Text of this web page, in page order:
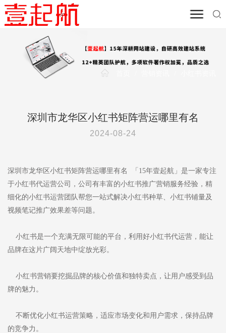
深圳市龙华区小红书矩阵营运哪里有名
2024-08-24
深圳市龙华区小红书矩阵营运哪里有名 「15年壹起航」是一家专注
于小红书代运营公司，公司有丰富的小红书推广营销服务经验，精
细化的小红书运营团队帮您一站式解决小红书种草、小红书铺量及
视频笔记推广效果差等问题。
小红书是一个充满无限可能的平台，利用好小红书代运营，能让
品牌在这片广阔天地中绽放光彩。
小红书营销要挖掘品牌的核心价值和独特卖点，让用户感受到品
牌的魅力。
不断优化小红书运营策略，适应市场变化和用户需求，保持品牌
的竞争力。